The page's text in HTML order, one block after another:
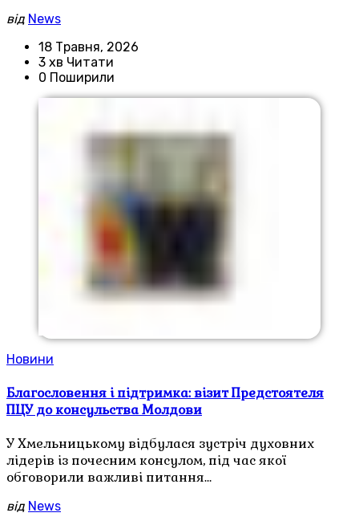
від News
18 Травня, 2026
3 хв Читати
0 Поширили
Новини
Благословення і підтримка: візит Предстоятеля
ПЦУ до консульства Молдови
У Хмельницькому відбулася зустріч духовних
лідерів із почесним консулом, під час якої
обговорили важливі питання…
від News